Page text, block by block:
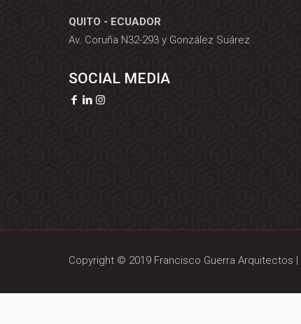
QUITO - ECUADOR
Av. Coruña N32-293 y González Suárez
SOCIAL MEDIA
Copyright © 2019 Francisco Guerra Arquitectos |